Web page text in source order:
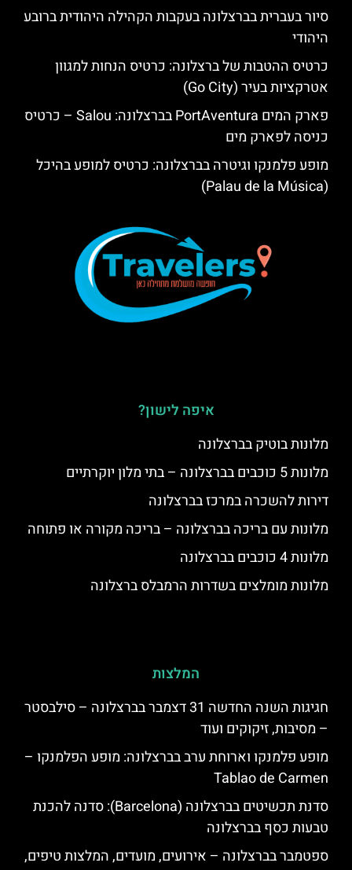
סיור בעברית בברצלונה בעקבות הקהילה היהודית ברובע
היהודי
כרטיס ההטבות של ברצלונה: כרטיס הנחות למגוון
אטרקציות בעיר (Go City)
פארק המים PortAventura בברצלונה: Salou – כרטיס
כניסה לפארק מים
מופע פלמנקו וגיטרה בברצלונה: כרטיס למופע בהיכל
(Palau de la Música)
איפה לישון?
מלונות בוטיק בברצלונה
מלונות 5 כוכבים בברצלונה – בתי מלון יוקרתיים
דירות להשכרה במרכז בברצלונה
מלונות עם בריכה בברצלונה – בריכה מקורה או פתוחה
מלונות 4 כוכבים בברצלונה
מלונות מומלצים בשדרות הרמבלס ברצלונה
המלצות
חגיגות השנה החדשה 31 דצמבר בברצלונה – סילבסטר
– מסיבות, זיקוקים ועוד
מופע פלמנקו וארוחת ערב בברצלונה: מופע הפלמנקו –
Tablao de Carmen
סדנת תכשיטים בברצלונה (Barcelona): סדנה להכנת
טבעות כסף בברצלונה
ספטמבר בברצלונה – אירועים, מועדים, המלצות טיפים,